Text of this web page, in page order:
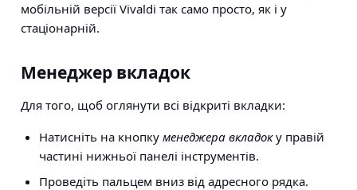
мобільній версії Vivaldi так само просто, як і у
стаціонарній.
Менеджер вкладок
Для того, щоб оглянути всі відкриті вкладки:
Натисніть на кнопку менеджера вкладоку правій
частині нижньої панелі інструментів.
Проведіть пальцем вниз від адресного рядка.